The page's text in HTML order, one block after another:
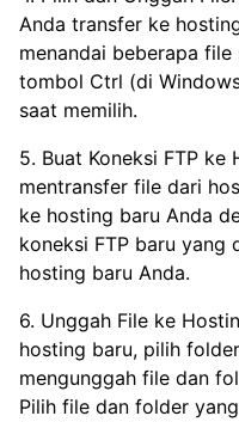
Anda transfer ke
menandai beberapa
tombol Ctrl (di
saat memilih.
5. Buat Koneksi FTP ke
mentransfer file dari
ke hosting baru Anda
koneksi FTP baru yang
hosting baru Anda.
6. Unggah File ke
hosting baru, pilih
mengunggah file dan
Pilih file dan folder